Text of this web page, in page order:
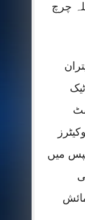
چرچ
میں